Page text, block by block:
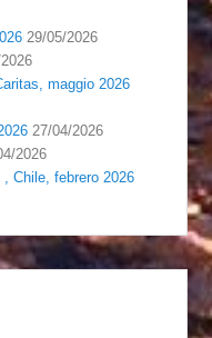
29/05/2026
maggio 2026
27/04/2026
2026
Chile, febrero 2026